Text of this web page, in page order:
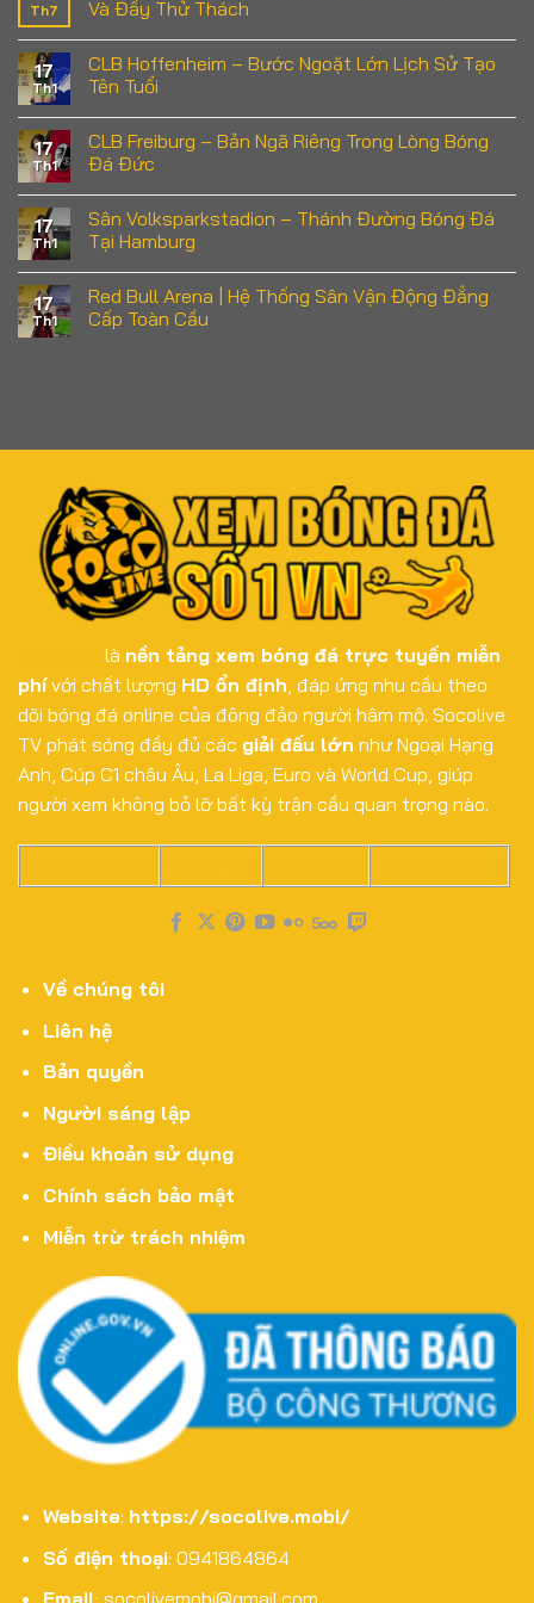
Th7
Và Đầy Thử Thách
bình
luận
ở
QS88
–
Trải
Dương
Sôi
Động
Thử
Thách
17
Th1
CLB Hoffenheim – Bước Ngoặt Lớn Lịch Sử Tạo
Tên Tuổi
bình
luận
ở
–
Bước
Ngoặt
Sử
Tạo
Tên
17
Th1
CLB Freiburg – Bản Ngã Riêng Trong Lòng Bóng
Đá Đức
bình
luận
ở
–
Bản
Ngã
17
Th1
Sân Volksparkstadion – Thánh Đường Bóng Đá
Tại Hamburg
bình
luận
ở
Tại
17
Th1
Red Bull Arena | Hệ Thống Sân Vận Động Đẳng
Cấp Toàn Cầu
Arena
Thống
Sân
Vận
Động
Đẳng
Cấp
Toàn
Cầu
là nền tảng xem bóng đá trực tuyến miễn
phívới chất lượng HD ổn định, đáp ứng nhu cầu theo
dõi bóng đá online của đông đảo người hâm mộ. Socolive
TV phát sóng đầy đủ các giải đấu lớn như Ngoại Hạng
Anh, Cúp C1 châu Âu, La Liga, Euro và World Cup, giúp
người xem không bỏ lỡ bất kỳ trận cầu quan trọng nào.
Về chúng tôi
Liên hệ
Bản quyền
Người sáng lập
Điều khoản sử dụng
Chính sách bảo mật
Miễn trừ trách nhiệm
Website: https://socolive.mobi/
Số điện thoại: 0941864864